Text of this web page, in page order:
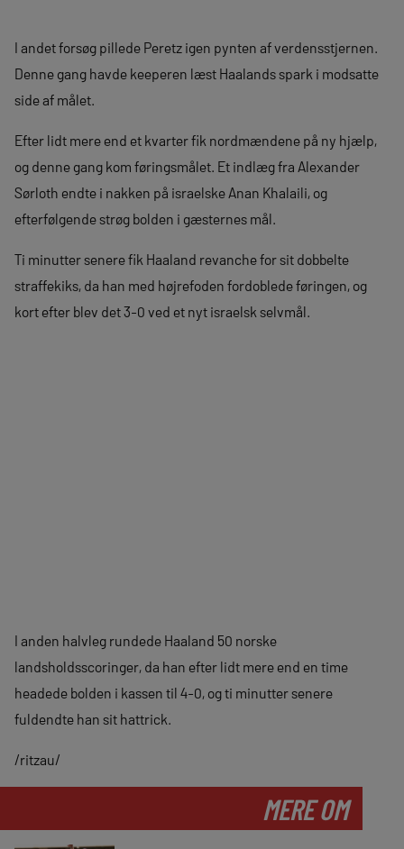
I andet forsøg pillede Peretz igen pynten af verdensstjernen.
Denne gang havde keeperen læst Haalands spark i modsatte
side af målet.
Efter lidt mere end et kvarter fik nordmændene på ny hjælp,
og denne gang kom føringsmålet. Et indlæg fra Alexander
Sørloth endte i nakken på israelske Anan Khalaili, og
efterfølgende strøg bolden i gæsternes mål.
Ti minutter senere fik Haaland revanche for sit dobbelte
straffekiks, da han med højrefoden fordoblede føringen, og
kort efter blev det 3-0 ved et nyt israelsk selvmål.
I anden halvleg rundede Haaland 50 norske
landsholdsscoringer, da han efter lidt mere end en time
headede bolden i kassen til 4-0, og ti minutter senere
fuldendte han sit hattrick.
/ritzau/
MERE OM